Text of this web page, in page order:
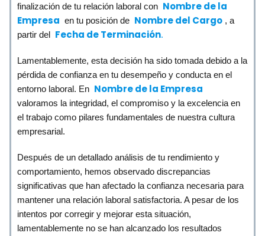
finalización de tu relación laboral con Nombre de la
Empresa en tu posición de Nombre del Cargo , a
partir del Fecha de Terminación.
Lamentablemente, esta decisión ha sido tomada debido a la
pérdida de confianza en tu desempeño y conducta en el
entorno laboral. En Nombre de la Empresa
valoramos la integridad, el compromiso y la excelencia en
el trabajo como pilares fundamentales de nuestra cultura
empresarial.
Después de un detallado análisis de tu rendimiento y
comportamiento, hemos observado discrepancias
significativas que han afectado la confianza necesaria para
mantener una relación laboral satisfactoria. A pesar de los
intentos por corregir y mejorar esta situación,
lamentablemente no se han alcanzado los resultados